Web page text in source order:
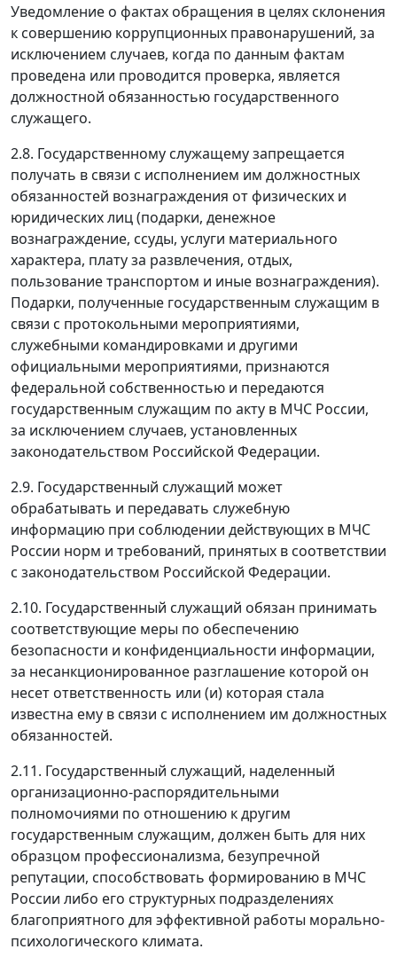
Уведомление о фактах обращения в целях склонения
к совершению коррупционных правонарушений, за
исключением случаев, когда по данным фактам
проведена или проводится проверка, является
должностной обязанностью государственного
служащего.
2.8. Государственному служащему запрещается
получать в связи с исполнением им должностных
обязанностей вознаграждения от физических и
юридических лиц (подарки, денежное
вознаграждение, ссуды, услуги материального
характера, плату за развлечения, отдых,
пользование транспортом и иные вознаграждения).
Подарки, полученные государственным служащим в
связи с протокольными мероприятиями,
служебными командировками и другими
официальными мероприятиями, признаются
федеральной собственностью и передаются
государственным служащим по акту в МЧС России,
за исключением случаев, установленных
законодательством Российской Федерации.
2.9. Государственный служащий может
обрабатывать и передавать служебную
информацию при соблюдении действующих в МЧС
России норм и требований, принятых в соответствии
с законодательством Российской Федерации.
2.10. Государственный служащий обязан принимать
соответствующие меры по обеспечению
безопасности и конфиденциальности информации,
за несанкционированное разглашение которой он
несет ответственность или (и) которая стала
известна ему в связи с исполнением им должностных
обязанностей.
2.11. Государственный служащий, наделенный
организационно-распорядительными
полномочиями по отношению к другим
государственным служащим, должен быть для них
образцом профессионализма, безупречной
репутации, способствовать формированию в МЧС
России либо его структурных подразделениях
благоприятного для эффективной работы морально-
психологического климата.